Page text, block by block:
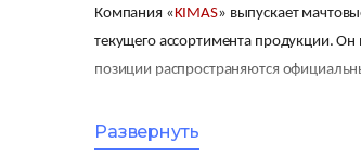
Компания «KIMAS» выпускает
текущего ассортимента продукции.
позиции распространяются
Особенности выбора
Развернуть